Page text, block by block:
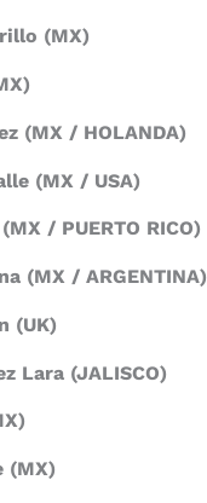
(MX)
(MX / HOLANDA)
(MX / USA)
/ PUERTO RICO)
(MX / ARGENTINA)
(UK)
Lara (JALISCO)
(MX)